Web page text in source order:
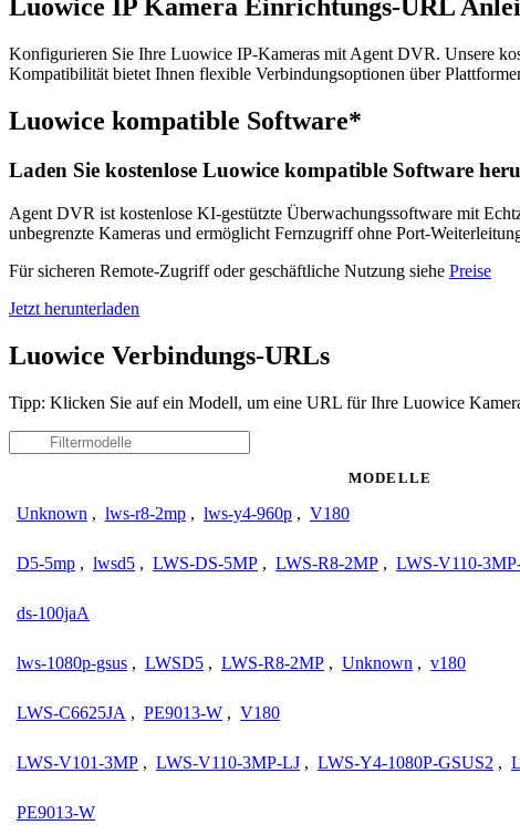
Luowice IP Kamera Einrichtungs-URL
Konfigurieren Sie Ihre Luowice IP-Kameras mit Agent DVR. Unsere
Kompatibilität bietet Ihnen flexible Verbindungsoptionen über
Luowice kompatible Software*
Laden Sie kostenlose Luowice kompatible Software
Agent DVR ist kostenlose KI-gestützte Überwachungssoftware mit
unbegrenzte Kameras und ermöglicht Fernzugriff ohne Port-
Für sicheren Remote-Zugriff oder geschäftliche Nutzung siehe Preise
Jetzt herunterladen
Luowice Verbindungs-URLs
Tipp: Klicken Sie auf ein Modell, um eine URL für Ihre Luowice
MODELLE
Unknown , lws-r8-2mp , lws-y4-960p , V180
D5-5mp , lwsd5 , LWS-DS-5MP , LWS-R8-2MP , LWS-V110-
ds-100jaA
lws-1080p-gsus , LWSD5 , LWS-R8-2MP , Unknown , v180
LWS-C6625JA , PE9013-W , V180
LWS-V101-3MP , LWS-V110-3MP-LJ , LWS-Y4-1080P-GSUS2 ,
PE9013-W